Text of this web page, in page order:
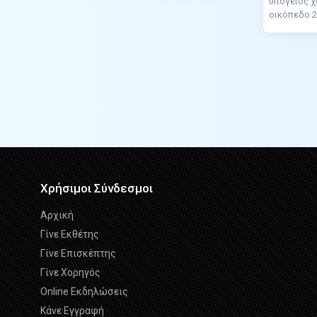
οικόπεδο
Χρήσιμοι Σύνδεσμοι
Αρχική
Γίνε Εκθέτης
Γίνε Επισκέπτης
Γίνε Χορηγός
Online Εκδηλώσεις
Κάνε Εγγραφή